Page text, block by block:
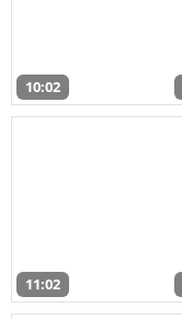
10:02
11:02